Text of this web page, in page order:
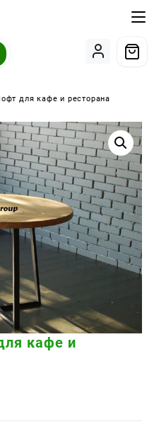
для кафе и ресторана
кафе и